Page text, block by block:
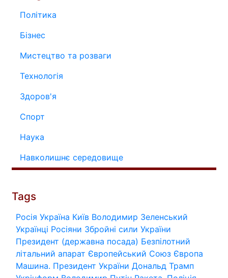
Політика
Бізнес
Мистецтво та розваги
Технологія
Здоров'я
Спорт
Наука
Навколишнє середовище
Tags
Росія Україна Київ Володимир Зеленський
Українці Росіяни Збройні сили України
Президент (державна посада) Безпілотний
літальний апарат Європейський Союз Європа
Машина. Президент України Дональд Трамп